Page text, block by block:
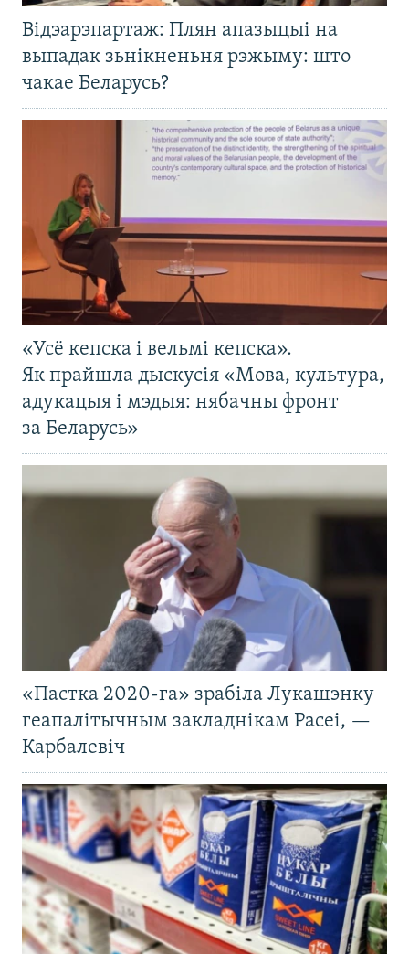
Відэарэпартаж: Плян апазыцыі на
выпадак зьнікненьня рэжыму: што
чакае Беларусь?
«Усё кепска і вельмі кепска».
Як прайшла дыскусія «Мова, культура,
адукацыя і мэдыя: нябачны фронт
за Беларусь»
«Пастка 2020-га» зрабіла Лукашэнку
геапалітычным закладнікам Расеі, —
Карбалевіч